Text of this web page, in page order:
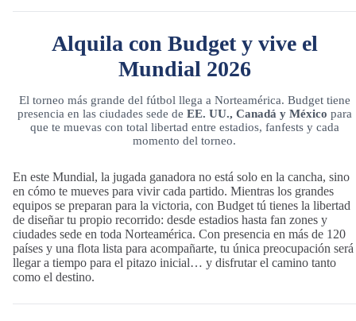
Alquila con Budget y vive el
Mundial 2026
El torneo más grande del fútbol llega a Norteamérica. Budget tiene
presencia en las ciudades sede de EE. UU., Canadá y México para
que te muevas con total libertad entre estadios, fanfests y cada
momento del torneo.
En este Mundial, la jugada ganadora no está solo en la cancha, sino
en cómo te mueves para vivir cada partido. Mientras los grandes
equipos se preparan para la victoria, con Budget tú tienes la libertad
de diseñar tu propio recorrido: desde estadios hasta fan zones y
ciudades sede en toda Norteamérica. Con presencia en más de 120
países y una flota lista para acompañarte, tu única preocupación será
llegar a tiempo para el pitazo inicial… y disfrutar el camino tanto
como el destino.